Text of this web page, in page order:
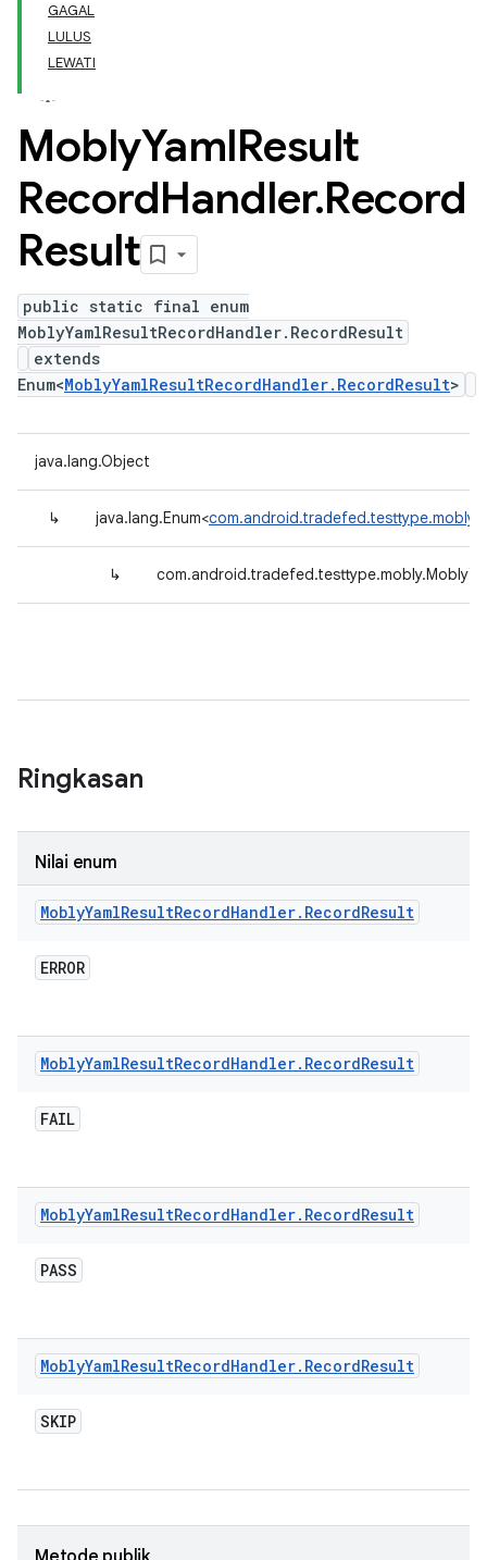
GAGAL
LULUS
LEWATI
MoblyYamlResult
RecordHandler.Record
Result
public static final enum
MoblyYamlResultRecordHandler.RecordResult
extends
Enum<MoblyYamlResultRecordHandler.RecordResult>
java.lang.Object
↳ java.lang.Enum<
↳
Ringkasan
Nilai enum
MoblyYamlResultRecordHandler. RecordResult
ERROR
MoblyYamlResultRecordHandler. RecordResult
FAIL
MoblyYamlResultRecordHandler. RecordResult
PASS
MoblyYamlResultRecordHandler. RecordResult
SKIP